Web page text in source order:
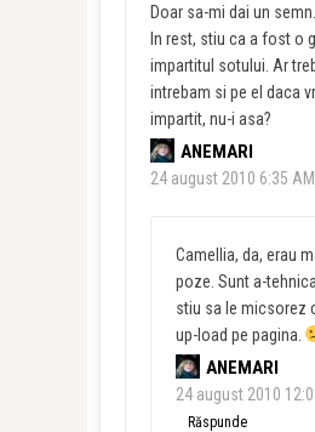
Doar sa-mi dai un semn.
In rest, stiu ca a fost o
impartitul sotului. Ar
intrebam si pe el daca
impartit, nu-i asa?
ANEMARI
24 august 2010 6:35 AM
Camellia, da, erau
poze. Sunt a-
stiu sa le micsorez
up-load pe pagina.
ANEMARI
24 august 2010
Răspunde